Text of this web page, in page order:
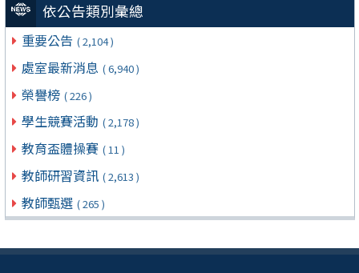
依公告類別彙總
重要公告 ( 2,104 )
處室最新消息 ( 6,940 )
榮譽榜 ( 226 )
學生競賽活動 ( 2,178 )
教育盃體操賽 ( 11 )
教師研習資訊 ( 2,613 )
教師甄選 ( 265 )